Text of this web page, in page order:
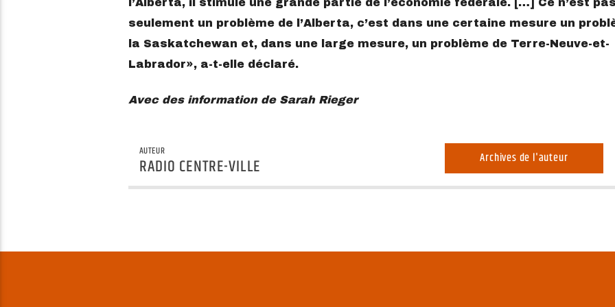
seulement un problème de l’Alberta, c’est dans une certaine mesure un
la Saskatchewan et, dans une large mesure, un problème de Terre-Neuve-et-
Labrador
, a-t-elle déclaré.
Avec des information de Sarah Rieger
AUTEUR
RADIO CENTRE-VILLE Archives de l'auteur